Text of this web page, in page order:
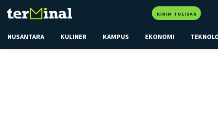
KIRIM TULISAN
NUSANTARA KULINER KAMPUS EKONOMI